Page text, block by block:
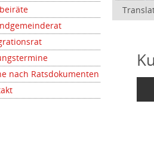
nach Ratsdokumenten